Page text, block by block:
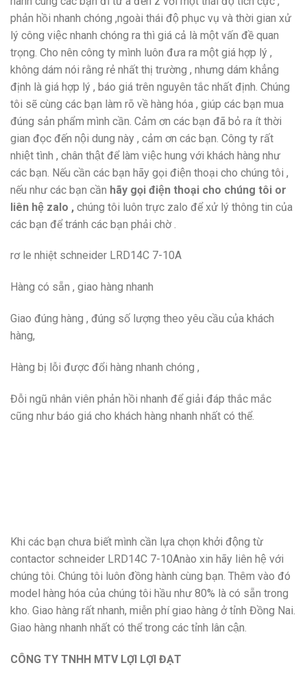
phản hồi nhanh chóng ,ngoài thái độ phục vụ và thời gian xử
lý công việc nhanh chóng ra thì giá cả là một vấn đề quan
trọng. Cho nên công ty mình luôn đưa ra một giá hợp lý ,
không dám nói rằng rẻ nhất thị trường , nhưng dám khẳng
định là giá hợp lý , báo giá trên nguyên tắc nhất định. Chúng
tôi sẽ cùng các bạn làm rõ về hàng hóa , giúp các bạn mua
đúng sản phẩm mình cần. Cảm ơn các bạn đã bỏ ra ít thời
gian đọc đến nội dung này , cảm ơn các bạn. Công ty rất
nhiệt tình , chân thật để làm việc hung với khách hàng như
các bạn. Nếu cần các bạn hãy gọi điện thoại cho chúng tôi ,
nếu như các bạn cần hãy gọi điện thoại cho chúng tôi or
liên hệ zalo , chúng tôi luôn trực zalo để xử lý thông tin của
các bạn để tránh các bạn phải chờ .
rơ le nhiệt schneider LRD14C 7-10A
Hàng có sẵn , giao hàng nhanh
Giao đúng hàng , đúng số lượng theo yêu cầu của khách
hàng,
Hàng bị lỗi được đổi hàng nhanh chóng ,
Đỗi ngũ nhân viên phản hồi nhanh để giải đáp thắc mắc
cũng như báo giá cho khách hàng nhanh nhất có thể.
Khi các bạn chưa biết mình cần lựa chọn khởi động từ
contactor schneider LRD14C 7-10Anào xin hãy liên hệ với
chúng tôi. Chúng tôi luôn đồng hành cùng bạn. Thêm vào đó
model hàng hóa của chúng tôi hầu như 80% là có sẵn trong
kho. Giao hàng rất nhanh, miễn phí giao hàng ở tỉnh Đồng Nai.
Giao hàng nhanh nhất có thể trong các tỉnh lân cận.
CÔNG TY TNHH MTV LỢI LỢI ĐẠT